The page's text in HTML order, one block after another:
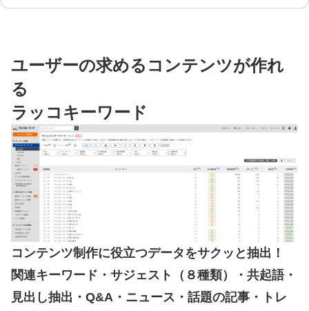
ユーザーの求めるコンテンツが作れ
る
ラッコキーワード
コンテンツ制作に役立つデータをサクッと抽出！
関連キーワード・サジェスト（８種類）・共起語・
見出し抽出・Q&A・ニュース・話題の記事・トレ